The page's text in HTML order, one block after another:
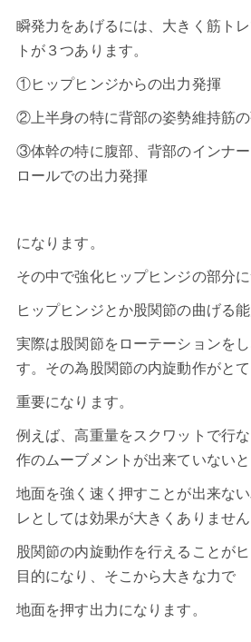
瞬発力をあげるには、大きく筋ト
トが３つあります。
①ヒップヒンジからの出力発揮
②上半身の特に背部の姿勢維持筋
③体幹の特に腹部、背部のインナー
ロールでの出力発揮
になります。
その中で強化ヒップヒンジの部分に
ヒップヒンジとか股関節の曲げる
実際は股関節をローテーションを
す。その為股関節の内旋動作がとて
重要になります。
例えば、高重量をスクワットで行
作のムーブメントが出来ていないと
地面を強く速く押すことが出来な
レとしては効果が大きくありません
股関節の内旋動作を行えることが
目的になり、そこから大きな力で
地面を押す出力になります。